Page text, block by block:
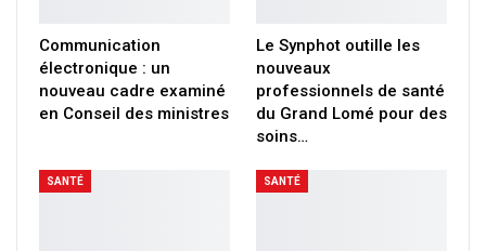
Communication
électronique : un
nouveau cadre examiné
en Conseil des ministres
Le Synphot outille les
nouveaux
professionnels de santé
du Grand Lomé pour des
soins…
SANTÉ SANTÉ